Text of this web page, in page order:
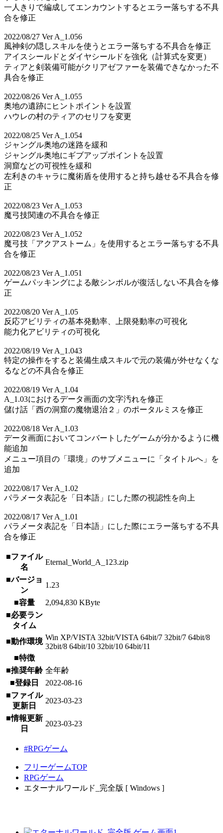
一人きりで編成してエンカウントするとエラー落ちする不具
合を修正
2022/08/27 Ver A_1.056
風神剣の隠しスキルを使うとエラー落ちする不具合を修正
アイスシールドとダイヤシールドを強化（計算式を変更）
ティアと剣装備可能がクリアゼファーを装備できなかった不
具合を修正
2022/08/26 Ver A_1.055
奥地の遺跡にヒントポイントを設置
ハウレの村のティアのセリフを変更
2022/08/25 Ver A_1.054
ジャングル奥地の迷路を緩和
ジャングル奥地にギブアップポイントを設置
洞窟などの可視性を緩和
左利きのキャラに魔術盾を使用すると持ち越せる不具合を修
正
2022/08/23 Ver A_1.053
魔弓技関連の不具合を修正
2022/08/23 Ver A_1.052
魔弓技「アクアストーム」を使用するとエラー落ちする不具
合を修正
2022/08/23 Ver A_1.051
ゲームパッキングによる敵シンボルが復活しない不具合を修
正
2022/08/20 Ver A_1.05
反応アビリティの基本発動率、上限発動率の可視化
能力化アビリティの可視化
2022/08/19 Ver A_1.043
特定の操作をすると装備生成スキルで元の装備が外せなくな
るなどの不具合を修正
2022/08/19 Ver A_1.04
A_1.03におけるデータ画面の文字汚れを修正
儲け話「西の洞窟の魔物退治２」のポータルミスを修正
2022/08/18 Ver A_1.03
データ画面においてコンバートしたゲームが分かるように機
能追加
メニュー項目の「環境」のサブメニューに「タイトルへ」を
追加
2022/08/17 Ver A_1.02
パラメータ表記を「日本語」にした際の視認性を向上
2022/08/17 Ver A_1.01
パラメータ表記を「日本語」にした際にエラー落ちする不具
合を修正
■ファイル
名
Eternal_World_A_123.zip
■バージョ
ン
1.23
■容量
2,094,830 KByte
■必要ラン
タイム
■動作環境 Win XP/VISTA 32bit/VISTA 64bit/7 32bit/7 64bit/8
32bit/8 64bit/10 32bit/10 64bit/11
■特徴
■推奨年齢 全年齢
■登録日
2022-08-16
■ファイル
更新日
2023-03-23
■情報更新
日
2023-03-23
#RPGゲーム
フリーゲームTOP
RPGゲーム
エターナルワールド_完全版 [ Windows ]